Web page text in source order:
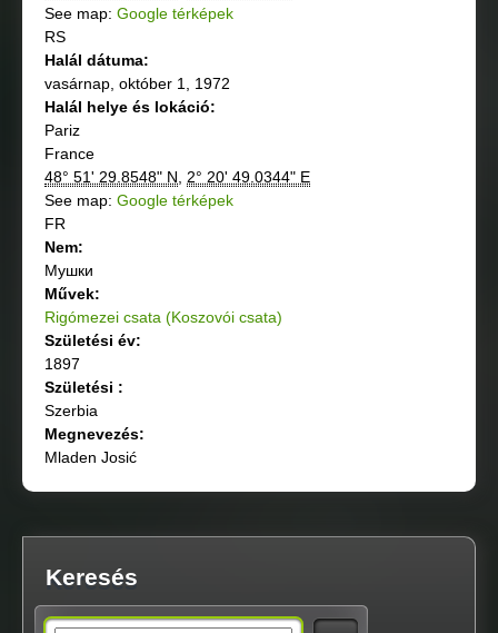
See map: Google térképek
RS
Halál dátuma:
vasárnap, október 1, 1972
Halál helye és lokáció:
Pariz
France
48° 51' 29.8548" N
2° 20' 49.0344" E
See map: Google térképek
FR
Nem:
Мушки
Művek:
Rigómezei csata (Koszovói csata)
Születési év:
1897
Születési :
Szerbia
Megnevezés:
Mladen Josić
Keresés